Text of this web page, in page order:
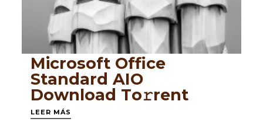
Microsoft Office
Standard AIO
Dоwnlоad Tо𝚛rеnt
LEER MÁS